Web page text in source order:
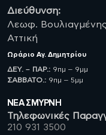
Διεύθυνση:
Λεωφ. Βουλιαγμένης
Αττική
Ωράριο Αγ. Δημητρίου
ΔΕΥ. – ΠΑΡ.: 9πμ – 9μμ
ΣΑΒBATO.: 9πμ – 5μμ
ΝΈΑ ΣΜΥΡΝΗ
Τηλεφωνικές
210 931 3500